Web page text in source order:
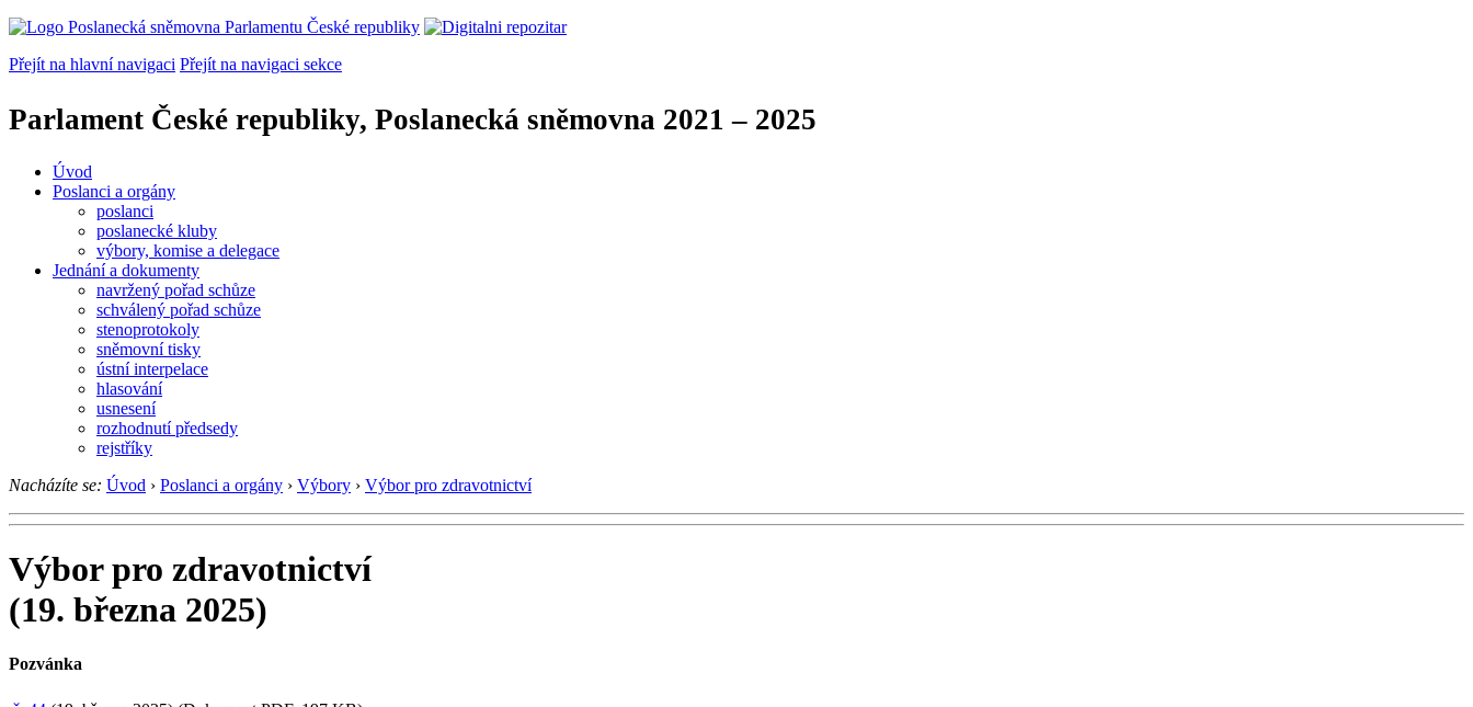
Přejít na hlavní navigaci Přejít na navigaci sekce
Parlament České republiky, Poslanecká sněmovna 2021 – 2025
Úvod
Poslanci a orgány
poslanci
poslanecké kluby
výbory, komise a delegace
Jednání a dokumenty
navržený pořad schůze
schválený pořad schůze
stenoprotokoly
sněmovní tisky
ústní interpelace
hlasování
usnesení
rozhodnutí předsedy
rejstříky
Nacházíte se: Úvod › Poslanci a orgány › Výbory › Výbor pro zdravotnictví
Výbor pro zdravotnictví
(19. března 2025)
Pozvánka